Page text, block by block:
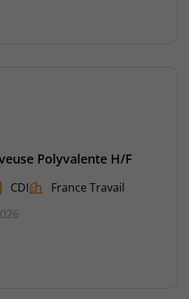
Polyvalente H/F
CDI
France Travail